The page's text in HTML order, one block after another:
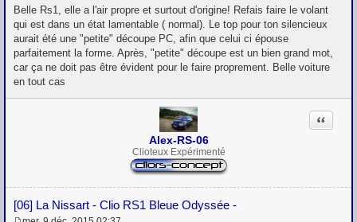
e
s
s
a
g
e
Belle Rs1, elle a l'air propre et surtout d'origine! Refais faire le volant
qui est dans un état lamentable ( normal). Le top pour ton silencieux
aurait été une "petite" découpe PC, afin que celui ci épouse
parfaitement la forme. Après, "petite" découpe est un bien grand mot,
car ça ne doit pas être évident pour le faire proprement. Belle voiture
en tout cas
Alex-RS-06
Clioteux Expérimenté
[06] La Nissart - Clio RS1 Bleue Odyssée -
Citation